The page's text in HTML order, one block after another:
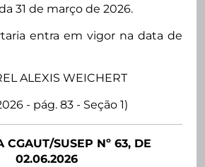
31 de março de 2026.
entra em vigor na data de
ALEXIS WEICHERT
- pág. 83 - Seção 1)
CGAUT/SUSEP Nº 63, DE
02.06.2026